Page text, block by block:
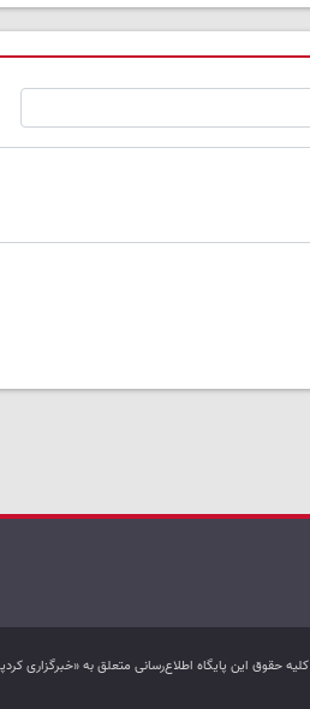
کليه حقوق اين پایگاه اطلاع‌رسانی متعلق به «خبرگزاری